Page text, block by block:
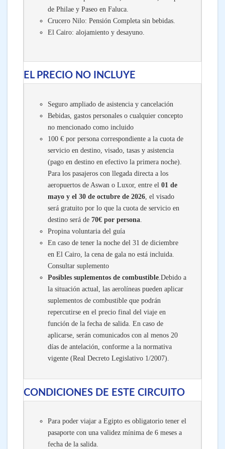
de Philae y Paseo en Faluca.
Crucero Nilo: Pensión Completa sin bebidas.
El Cairo: alojamiento y desayuno.
EL PRECIO NO INCLUYE
Seguro ampliado de asistencia y cancelación
Bebidas, gastos personales o cualquier concepto
no mencionado como incluido
100 € por persona correspondiente a la cuota de
servicio en destino, visado, tasas y asistencia
(pago en destino en efectivo la primera noche).
Para los pasajeros con llegada directa a los
aeropuertos de Aswan o Luxor, entre el 01 de
mayo y el 30 de octubre de 2026, el visado
será gratuito por lo que la cuota de servicio en
destino será de 70€ por persona.
Propina voluntaria del guía
En caso de tener la noche del 31 de diciembre
en El Cairo, la cena de gala no está incluida.
Consultar suplemento
Posibles suplementos de combustible.Debido a
la situación actual, las aerolíneas pueden aplicar
suplementos de combustible que podrán
repercutirse en el precio final del viaje en
función de la fecha de salida. En caso de
aplicarse, serán comunicados con al menos 20
días de antelación, conforme a la normativa
vigente (Real Decreto Legislativo 1/2007).
CONDICIONES DE ESTE CIRCUITO
Para poder viajar a Egipto es obligatorio tener el
pasaporte con una validez mínima de 6 meses a
fecha de la salida.